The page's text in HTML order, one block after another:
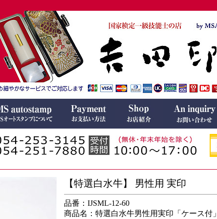
【特選白水牛】 男性用 実印
品番：IJSML-12-60
商品名：特選白水牛男性用実印「ケース付」